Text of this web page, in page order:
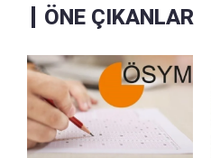
ÖNE ÇIKANLAR